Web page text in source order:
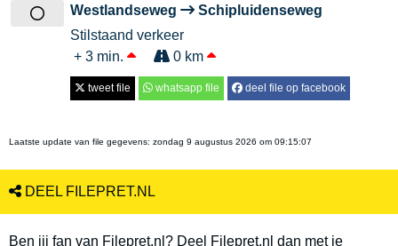
Westlandseweg
Schipluidenseweg
Stilstaand verkeer
+ 3 min.
0 km
tweet file whatsapp file deel file op facebook
Laatste update van file gegevens: zondag 9 augustus 2026 om 09:15:07
DEEL FILEPRET.NL
Ben jij fan van Filepret.nl? Deel Filepret.nl dan met je